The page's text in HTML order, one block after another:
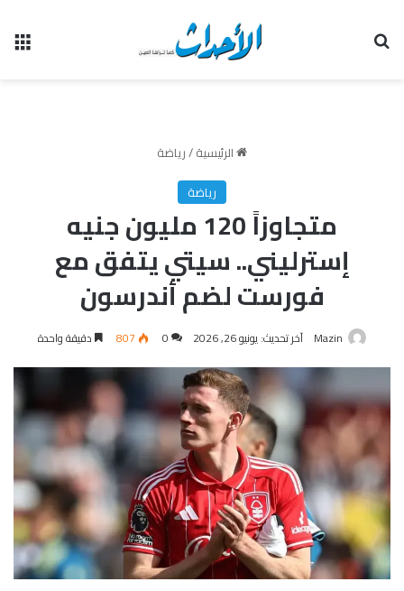
الرئيسية/رياضة
رياضة
متجاوزاً 120 مليون جنيه
إسترليني.. سيتي يتفق مع
فورست لضم أندرسون
Mazin آخر تحديث: يونيو 26, 2026 0
807 دقيقة واحدة